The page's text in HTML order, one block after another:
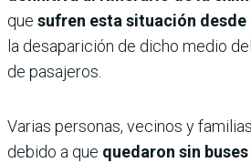
que sufren esta situación desde
la desaparición de dicho medio
de pasajeros.
Varias personas, vecinos y
debido a que quedaron sin